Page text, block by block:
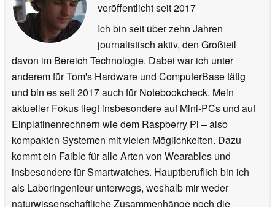
veröffentlichtseit 2017
Ich bin seit über zehn Jahren
journalistisch aktiv, den Großteil
davon im Bereich Technologie. Dabei war ich unter
anderem für Tom's Hardware und ComputerBase tätig
und bin es seit 2017 auch für Notebookcheck. Mein
aktueller Fokus liegt insbesondere auf Mini-PCs und auf
Einplatinenrechnern wie dem Raspberry Pi – also
kompakten Systemen mit vielen Möglichkeiten. Dazu
kommt ein Faible für alle Arten von Wearables und
insbesondere für Smartwatches. Hauptberuflich bin ich
als Laboringenieur unterwegs, weshalb mir weder
naturwissenschaftliche Zusammenhänge noch die